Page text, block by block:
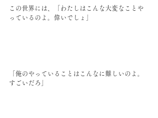
この世界には、「わたしはこんな大変なことや
っているのよ。偉いでしょ」
「俺のやっていることはこんなに難しいのよ。
すごいだろ」